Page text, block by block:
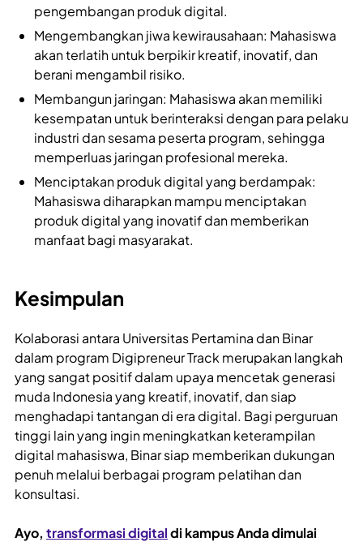
pengembangan produk digital.
Mengembangkan jiwa kewirausahaan: Mahasiswa
akan terlatih untuk berpikir kreatif, inovatif, dan
berani mengambil risiko.
Membangun jaringan: Mahasiswa akan memiliki
kesempatan untuk berinteraksi dengan para pelaku
industri dan sesama peserta program, sehingga
memperluas jaringan profesional mereka.
Menciptakan produk digital yang berdampak:
Mahasiswa diharapkan mampu menciptakan
produk digital yang inovatif dan memberikan
manfaat bagi masyarakat.
Kesimpulan
Kolaborasi antara Universitas Pertamina dan Binar
dalam program Digipreneur Track merupakan langkah
yang sangat positif dalam upaya mencetak generasi
muda Indonesia yang kreatif, inovatif, dan siap
menghadapi tantangan di era digital. Bagi perguruan
tinggi lain yang ingin meningkatkan keterampilan
digital mahasiswa, Binar siap memberikan dukungan
penuh melalui berbagai program pelatihan dan
konsultasi.
Ayo, transformasi digitaldi kampus Anda dimulai